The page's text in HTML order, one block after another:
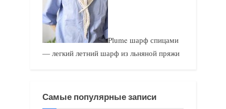
Plume шарф спицами
— легкий летний шарф из льняной пряжи
Самые популярные записи